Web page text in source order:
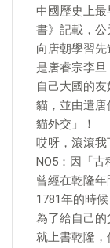
中國歷史上
書》記載，公
向唐朝學習
是唐睿宗李
自己大國的
貓，並由遣
貓外交」！
哎呀，滾滾
NO5：因「古
曾經在乾隆
1781年的時
為了給自己
就上書乾隆